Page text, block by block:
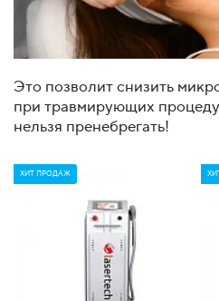
Это позволит снизить
при травмирующих
нельзя пренебрегать!
ХИТ ПРОДАЖ